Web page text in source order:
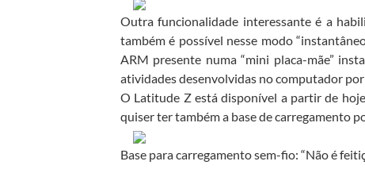
Outra funcionalidade interessante é a
também é possível nesse modo
ARM presente numa “mini placa-mãe”
atividades desenvolvidas no computador
O Latitude Z está disponível a partir de
quiser ter também a base de carregamento
Base para carregamento sem-fio: “Não é